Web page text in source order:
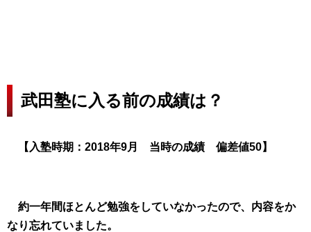
武田塾に入る前の成績は？
【入塾時期：2018年9月 当時の成績 偏差値50】
約一年間ほとんど勉強をしていなかったので、内容をか
なり忘れていました。